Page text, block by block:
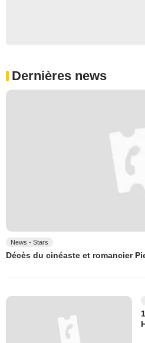
Dernières news
News - Stars
Décès du cinéaste et romancier